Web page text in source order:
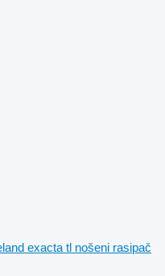
exacta tl nošeni rasipač